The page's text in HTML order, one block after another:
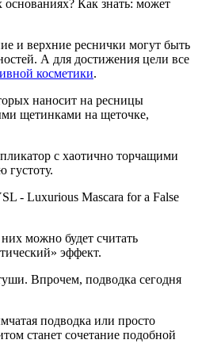
Как знать: может
и верхние реснички могут быть
А для достижения цели все
косметики.
наносит на ресницы
щетинками на щеточке,
с хаотично торчащими
густоту.
- Luxurious Mascara for a False
можно будет считать
эффект.
Впрочем, подводка сегодня
подводка или просто
станет сочетание подобной